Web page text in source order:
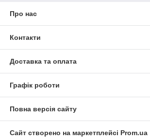
❱ Найдешевший товар
❱ Найдорожчий товар
2 323 ₴
Про нас
Контакти
Доставка та оплата
Графік роботи
Повна версія сайту
Сайт створено на маркетплейсі Prom.ua